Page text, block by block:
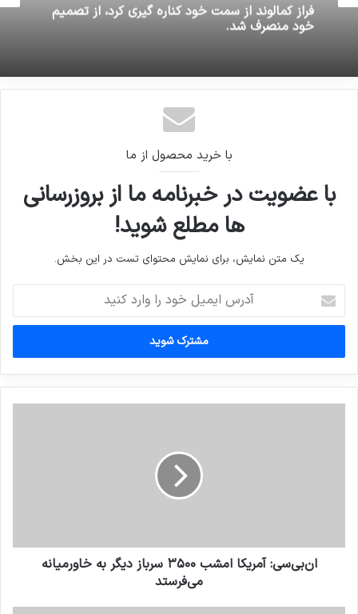
فراز کمالوند از سمت خود کناره گیری کرد، از تصمیم
خود منصرف شد.
با خرید محصول از ما
با عضویت در خبرنامه ما از بروزرسانی
ها مطلع شوید!
یک متن نمایش، برای نمایش محتوای تست در این بخش.
ایمیل
خود
وارد
کنید
‌ان‌بی‌سی: آمریکا امشب ۳۵۰۰ سرباز دیگر به خاورمیانه
می‌فرستد